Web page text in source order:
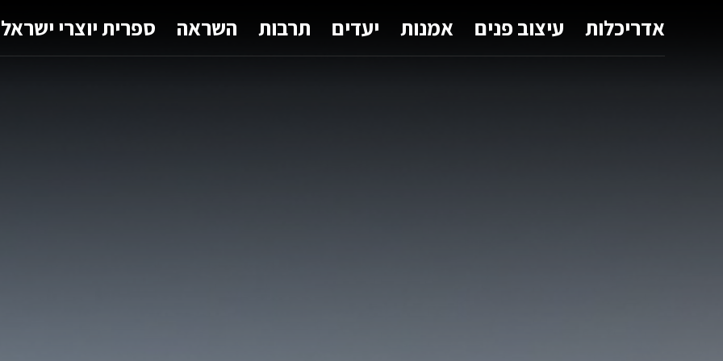
אדריכלות עיצוב פנים אמנות יעדים תרבות השראה ספרית יוצרי ישראל